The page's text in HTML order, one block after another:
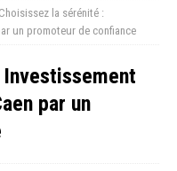
Choisissez la sérénité :
un promoteur de confiance
par un